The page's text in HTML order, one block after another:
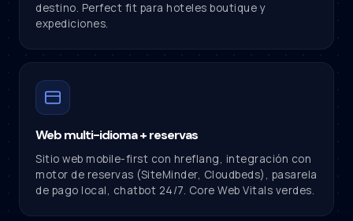
destino. Perfect fit para hoteles boutique y
expediciones.
Web multi-idioma + reservas
Sitio web mobile-first con hreflang, integración con
motor de reservas (SiteMinder, Cloudbeds), pasarela
de pago local, chatbot 24/7. Core Web Vitals verdes.